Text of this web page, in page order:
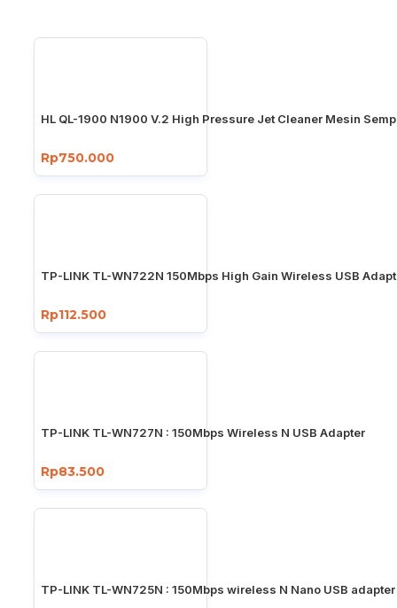
HL QL-1900 N1900 V.2 High Pressure Jet Cleaner Mesin
Rp750.000
TP-LINK TL-WN722N 150Mbps High Gain Wireless USB
Rp112.500
TP-LINK TL-WN727N : 150Mbps Wireless N USB Adapter
Rp83.500
TP-LINK TL-WN725N : 150Mbps wireless N Nano USB adapter